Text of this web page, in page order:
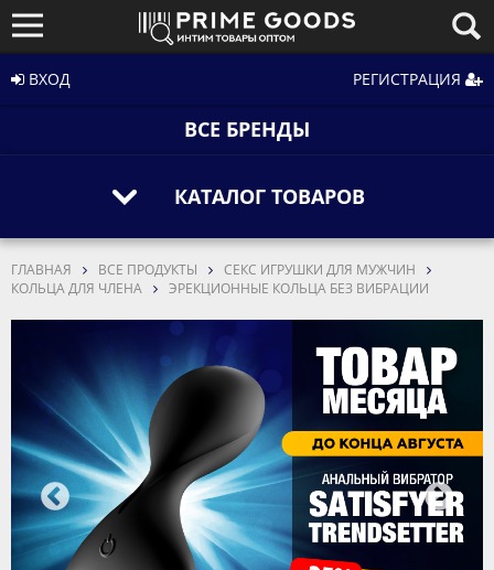
ВХОД РЕГИСТРАЦИЯ
ВСЕ БРЕНДЫ
КАТАЛОГ ТОВАРОВ
ГЛАВНАЯ ВСЕ ПРОДУКТЫ
СЕКС ИГРУШКИ ДЛЯ МУЖЧИН
КОЛЬЦА ДЛЯ ЧЛЕНА
ЭРЕКЦИОННЫЕ КОЛЬЦА БЕЗ ВИБРАЦИИ